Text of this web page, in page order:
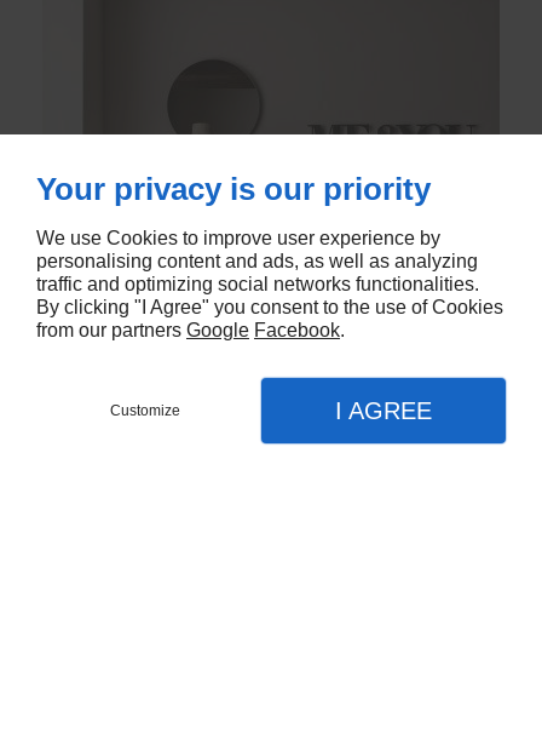
Your privacy is our priority
We use Cookies to improve user experience by
personalising content and ads, as well as analyzing
traffic and optimizing social networks functionalities.
By clicking "I Agree" you consent to the use of Cookies
from our partners Google Facebook.
Customize I AGREE